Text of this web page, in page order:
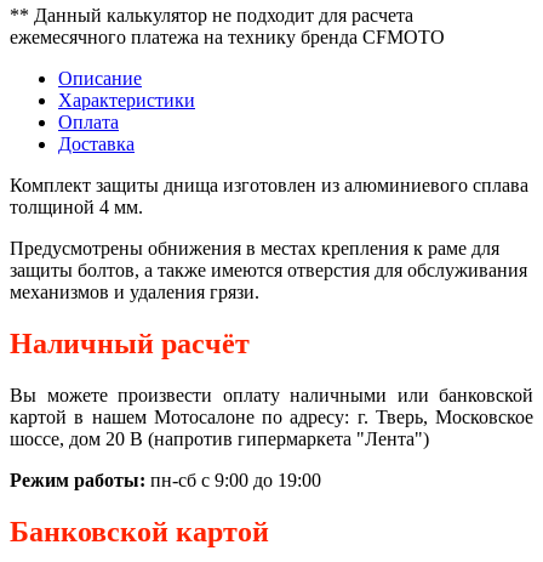
** Данный калькулятор не подходит для расчета
ежемесячного платежа на технику бренда CFMOTO
Описание
Характеристики
Оплата
Доставка
Комплект защиты днища изготовлен из алюминиевого сплава
толщиной 4 мм.
Предусмотрены обнижения в местах крепления к раме для
защиты болтов, а также имеются отверстия для обслуживания
механизмов и удаления грязи.
Наличный расчёт
Вы можете произвести оплату наличными или банковской
картой в нашем Мотосалоне по адресу: г. Тверь, Московское
шоссе, дом 20 В (напротив гипермаркета "Лента")
Режим работы: пн-сб с 9:00 до 19:00
Банковской картой